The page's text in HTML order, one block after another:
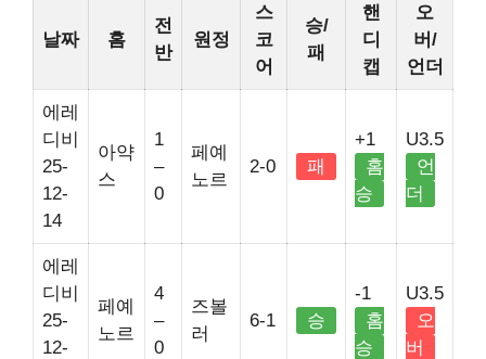
날짜 홈
전
반
원정
스
코
어
승/
패
핸
디
캡
오
버/
언더
에레
디비
25-
12-
14
아약
스
1
–
0
페예
노르
2-0 패
+1
홈
승
U3.5
언
더
에레
디비
25-
12-
페예
노르
4
–
0
즈볼
러
6-1 승
-1
홈
승
U3.5
오
버